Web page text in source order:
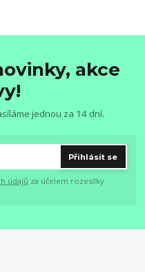
akce
jednou za 14 dní.
Přihlásit se
údajů za účelem rozesílky